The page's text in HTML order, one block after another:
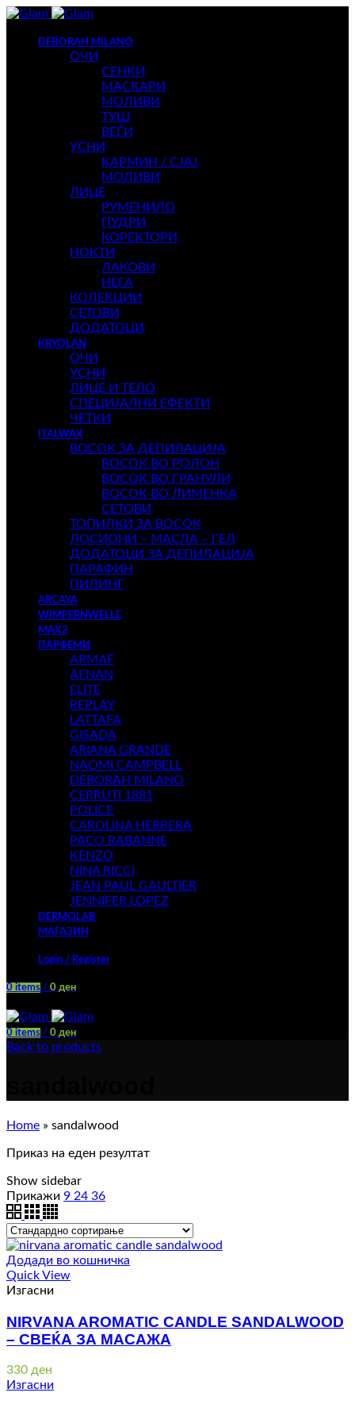
DEBORAH MILANO
ОЧИ
СЕНКИ
МАСКАРИ
МОЛИВИ
ТУШ
ВЕЃИ
УСНИ
КАРМИН / СЈАЈ
МОЛИВИ
ЛИЦЕ
РУМЕНИЛО
ПУДРИ
КОРЕКТОРИ
НОКТИ
ЛАКОВИ
НЕГА
КОЛЕКЦИИ
СЕТОВИ
ДОДАТОЦИ
KRYOLAN
ОЧИ
УСНИ
ЛИЦЕ И ТЕЛО
СПЕЦИЈАЛНИ ЕФЕКТИ
ЧЕТКИ
ITALWAX
ВОСОК ЗА ДЕПИЛАЦИЈА
ВОСОК ВО РОЛОН
ВОСОК ВО ГРАНУЛИ
ВОСОК ВО ЛИМЕНКА
СЕТОВИ
ТОПИЛКИ ЗА ВОСОК
ЛОСИОНИ – МАСЛА – ГЕЛ
ДОДАТОЦИ ЗА ДЕПИЛАЦИЈА
ПАРАФИН
ПИЛИНГ
ARCAYA
WIMPERNWELLE
MAX2
ПАРФЕМИ
ARMAF
AFNAN
ELITE
REPLAY
LATTAFA
GISADA
ARIANA GRANDE
NAOMI CAMPBELL
DEBORAH MILANO
CERRUTI 1881
POLICE
CAROLINA HERRERA
PACO RABANNE
KENZO
NINA RICCI
JEAN PAUL GAULTIER
JENNIFER LOPEZ
DERMOLAB
МАГАЗИН
Login / Register
0 items / 0 ден
0 items / 0 ден
Back to products
Home » sandalwood
Приказ на еден резултат
Show sidebar
Прикажи 9 24 36
Додади во кошничка
Quick View
Изгасни
NIRVANA AROMATIC CANDLE SANDALWOOD
– СВЕЌА ЗА МАСАЖА
330 ден
Изгасни